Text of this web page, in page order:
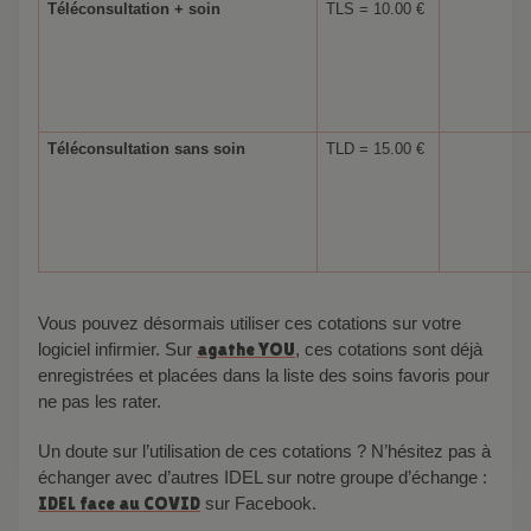
Téléconsultation + soin TLS = 10.00 €
Téléconsultation sans soin TLD = 15.00 €
Vous pouvez désormais utiliser ces cotations sur votre
logiciel infirmier. Sur agathe YOU, ces cotations sont déjà
enregistrées et placées dans la liste des soins favoris pour
ne pas les rater.
Un doute sur l’utilisation de ces cotations ? N’hésitez pas à
échanger avec d’autres IDEL sur notre groupe d’échange :
IDEL face au COVID sur Facebook.